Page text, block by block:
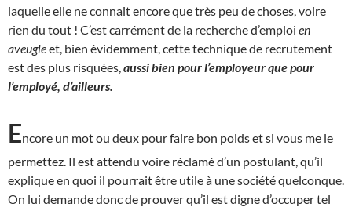
laquelle elle ne connait encore que très peu de choses, voire
rien du tout ! C’est carrément de la recherche d’emploi en
aveugleet, bien évidemment, cette technique de recrutement
est des plus risquées, aussi bien pour l’employeur que pour
l’employé, d’ailleurs.
Encore un mot ou deux pour faire bon poids et si vous me le
permettez. Il est attendu voire réclamé d’un postulant, qu’il
explique en quoi il pourrait être utile à une société quelconque.
On lui demande donc de prouver qu’il est digne d’occuper tel